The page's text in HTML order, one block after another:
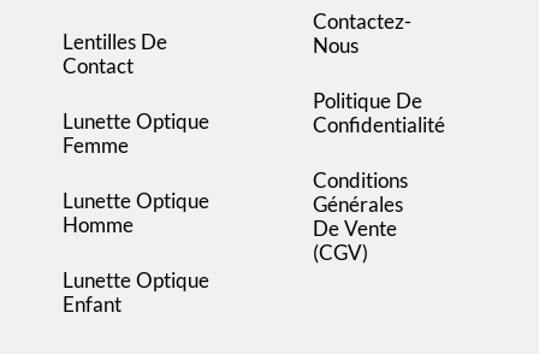
Lentilles De
Contact
Lunette Optique
Femme
Lunette Optique
Homme
Lunette Optique
Enfant
Contactez-
Nous
Politique De
Confidentialité
Conditions
Générales
De Vente
(CGV)